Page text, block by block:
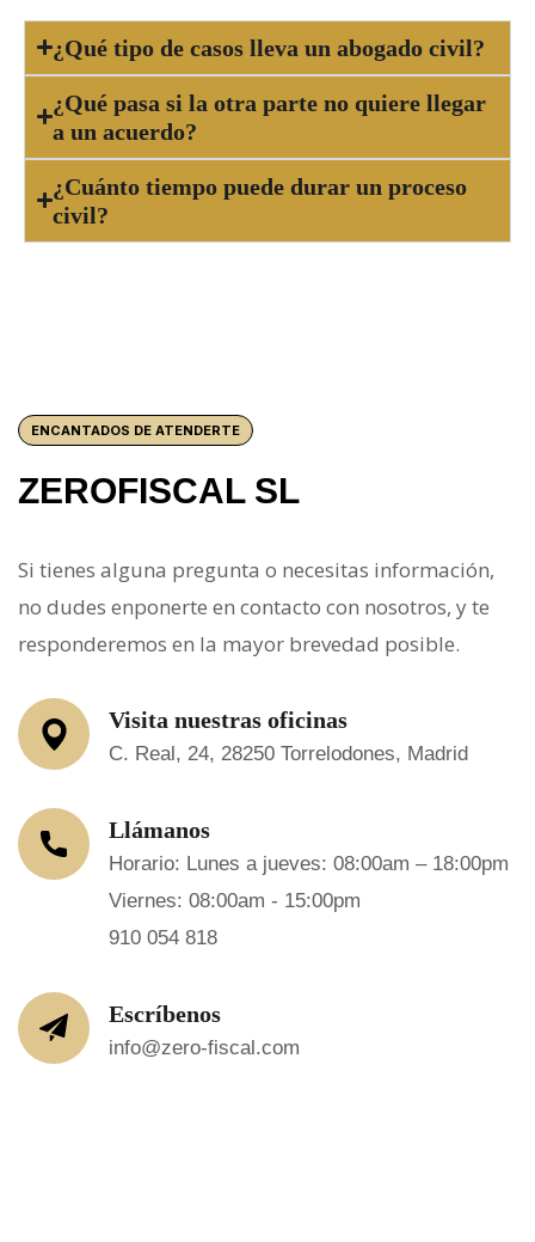
¿Qué tipo de casos lleva un abogado civil?
¿Qué pasa si la otra parte no quiere llegar
a un acuerdo?
¿Cuánto tiempo puede durar un proceso
civil?
ENCANTADOS DE ATENDERTE
ZEROFISCAL SL
Si tienes alguna pregunta o necesitas información,
no dudes enponerte en contacto con nosotros, y te
responderemos en la mayor brevedad posible.
Visita nuestras oficinas
C. Real, 24, 28250 Torrelodones, Madrid
Llámanos
Horario: Lunes a jueves: 08:00am – 18:00pm
Viernes: 08:00am - 15:00pm
910 054 818
Escríbenos
info@zero-fiscal.com